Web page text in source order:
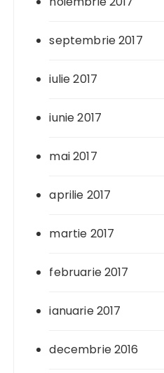
septembrie 2017
iulie 2017
iunie 2017
mai 2017
aprilie 2017
martie 2017
februarie 2017
ianuarie 2017
decembrie 2016